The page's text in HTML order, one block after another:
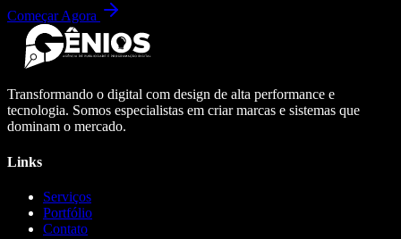
Começar Agora
Transformando o digital com design de alta performance e
tecnologia. Somos especialistas em criar marcas e sistemas que
dominam o mercado.
Links
Serviços
Portfólio
Contato